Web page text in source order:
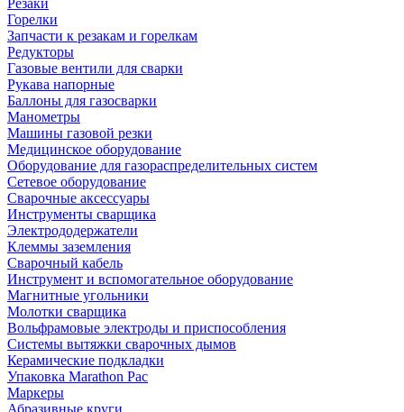
Резаки
Горелки
Запчасти к резакам и горелкам
Редукторы
Газовые вентили для сварки
Рукава напорные
Баллоны для газосварки
Манометры
Машины газовой резки
Медицинское оборудование
Оборудование для газораспределительных систем
Сетевое оборудование
Сварочные аксессуары
Инструменты сварщика
Электрододержатели
Клеммы заземления
Сварочный кабель
Инструмент и вспомогательное оборудование
Магнитные угольники
Молотки сварщика
Вольфрамовые электроды и приспособления
Системы вытяжки сварочных дымов
Керамические подкладки
Упаковка Marathon Pac
Маркеры
Абразивные круги